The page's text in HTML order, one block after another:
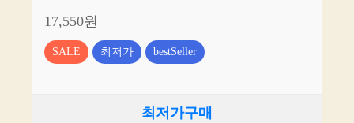
17,550원
SALE 최저가 bestSeller
최저가구매